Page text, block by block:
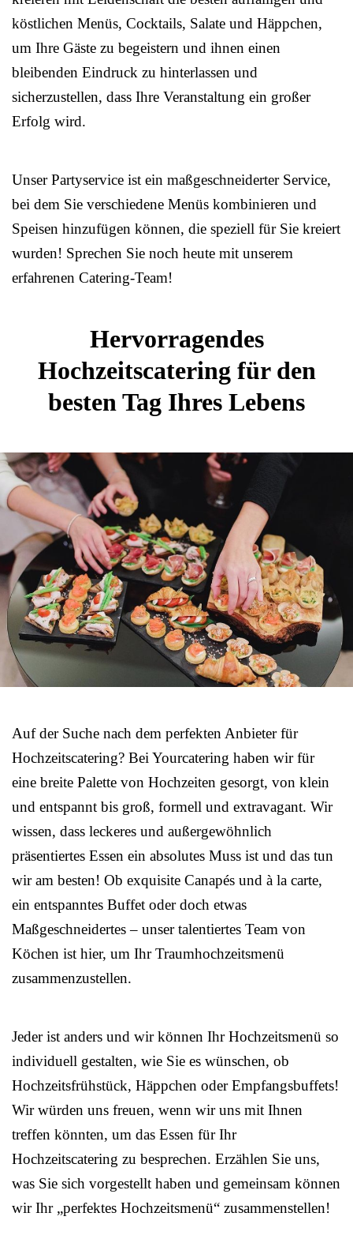
köstlichen Menüs, Cocktails, Salate und Häppchen,
um Ihre Gäste zu begeistern und ihnen einen
bleibenden Eindruck zu hinterlassen und
sicherzustellen, dass Ihre Veranstaltung ein großer
Erfolg wird.
Unser Partyservice ist ein maßgeschneiderter Service,
bei dem Sie verschiedene Menüs kombinieren und
Speisen hinzufügen können, die speziell für Sie kreiert
wurden! Sprechen Sie noch heute mit unserem
erfahrenen Catering-Team!
Hervorragendes
Hochzeitscatering für den
besten Tag Ihres Lebens
Auf der Suche nach dem perfekten Anbieter für
Hochzeitscatering? Bei Yourcatering haben wir für
eine breite Palette von Hochzeiten gesorgt, von klein
und entspannt bis groß, formell und extravagant. Wir
wissen, dass leckeres und außergewöhnlich
präsentiertes Essen ein absolutes Muss ist und das tun
wir am besten! Ob exquisite Canapés und à la carte,
ein entspanntes Buffet oder doch etwas
Maßgeschneidertes – unser talentiertes Team von
Köchen ist hier, um Ihr Traumhochzeitsmenü
zusammenzustellen.
Jeder ist anders und wir können Ihr Hochzeitsmenü so
individuell gestalten, wie Sie es wünschen, ob
Hochzeitsfrühstück, Häppchen oder Empfangsbuffets!
Wir würden uns freuen, wenn wir uns mit Ihnen
treffen könnten, um das Essen für Ihr
Hochzeitscatering zu besprechen. Erzählen Sie uns,
was Sie sich vorgestellt haben und gemeinsam können
wir Ihr „perfektes Hochzeitsmenü“ zusammenstellen!